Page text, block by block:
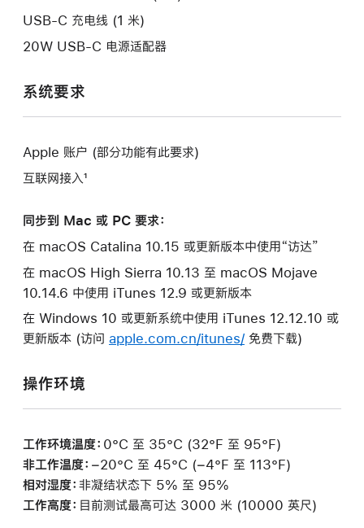
USB-C 充电线 (1 米)
20W USB-C 电源适配器
系统要求
Apple 账户 (部分功能有此要求)
互联网接入¹
同步到 Mac 或 PC 要求：
在 macOS Catalina 10.15 或更新版本中使用“访达”
在 macOS High Sierra 10.13 至 macOS Mojave
10.14.6 中使用 iTunes 12.9 或更新版本
在 Windows 10 或更新系统中使用 iTunes 12.12.10 或
更新版本 (访问 apple.com.cn/itunes/ 免费下载)
操作环境
工作环境温度： 0°C 至 35°C (32°F 至 95°F)
非工作温度： −20°C 至 45°C (−4°F 至 113°F)
相对湿度： 非凝结状态下 5% 至 95%
工作高度： 目前测试最高可达 3000 米 (10000 英尺)